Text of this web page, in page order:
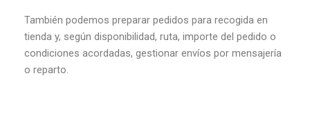
También podemos preparar pedidos para recogida en
tienda y, según disponibilidad, ruta, importe del pedido o
condiciones acordadas, gestionar envíos por mensajería
o reparto.